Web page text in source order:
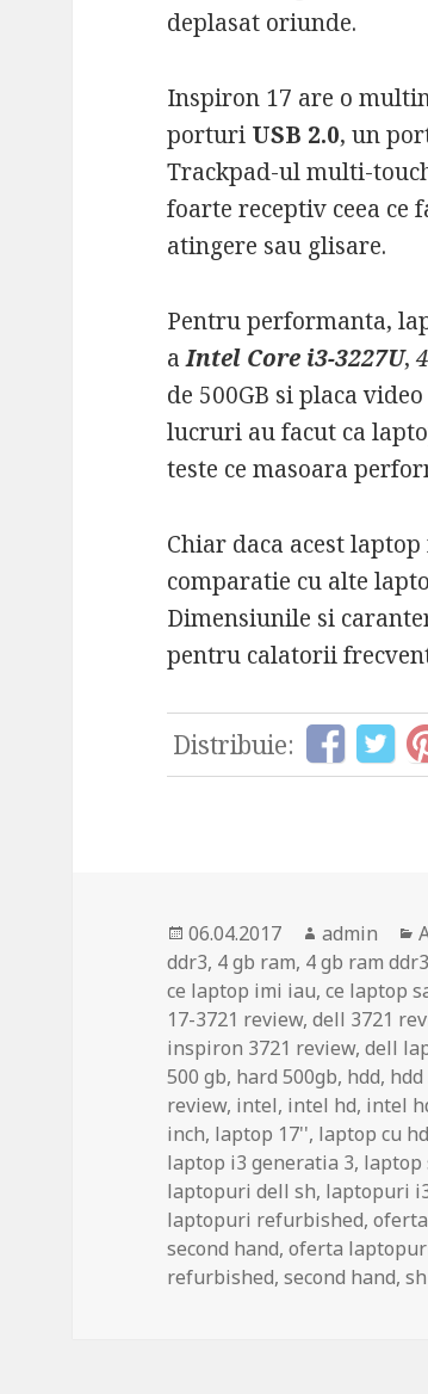
deplasat oriunde.
Inspiron 17 are o
porturi USB 2.0, un
Trackpad-ul multi-
foarte receptiv ceea ce
atingere sau glisare.
Pentru performanta,
aIntel Core i3-3227U,
de 500GB si placa
lucruri au facut ca
teste ce masoara
Chiar daca acest
comparatie cu alte
Dimensiunile si
pentru calatorii
Distribuie:
Posted
on
06.04.2017 Author
admin
ddr3, 4 gb ram, 4 gb ram ddr3
ce laptop imi iau,ce laptop
17-3721 review,dell 3721
inspiron 3721 review,dell
500 gb, hard 500gb, hdd, hdd
review, intel, intel hd, intel
inch, laptop 17'', laptop cu
laptop i3 generatia 3, laptop
laptopuri dell sh, laptopuri
laptopuri refurbished,
second hand,oferta
refurbished,second hand,sh